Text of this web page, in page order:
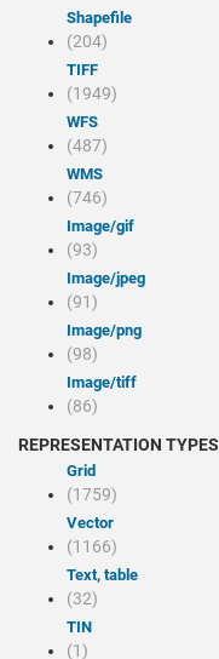
Shapefile
(204)
TIFF
(1949)
WFS
(487)
WMS
(746)
image/gif
(93)
image/jpeg
(91)
image/png
(98)
image/tiff
(86)
REPRESENTATION TYPES
Grid
(1759)
Vector
(1166)
Text, table
(32)
TIN
(1)